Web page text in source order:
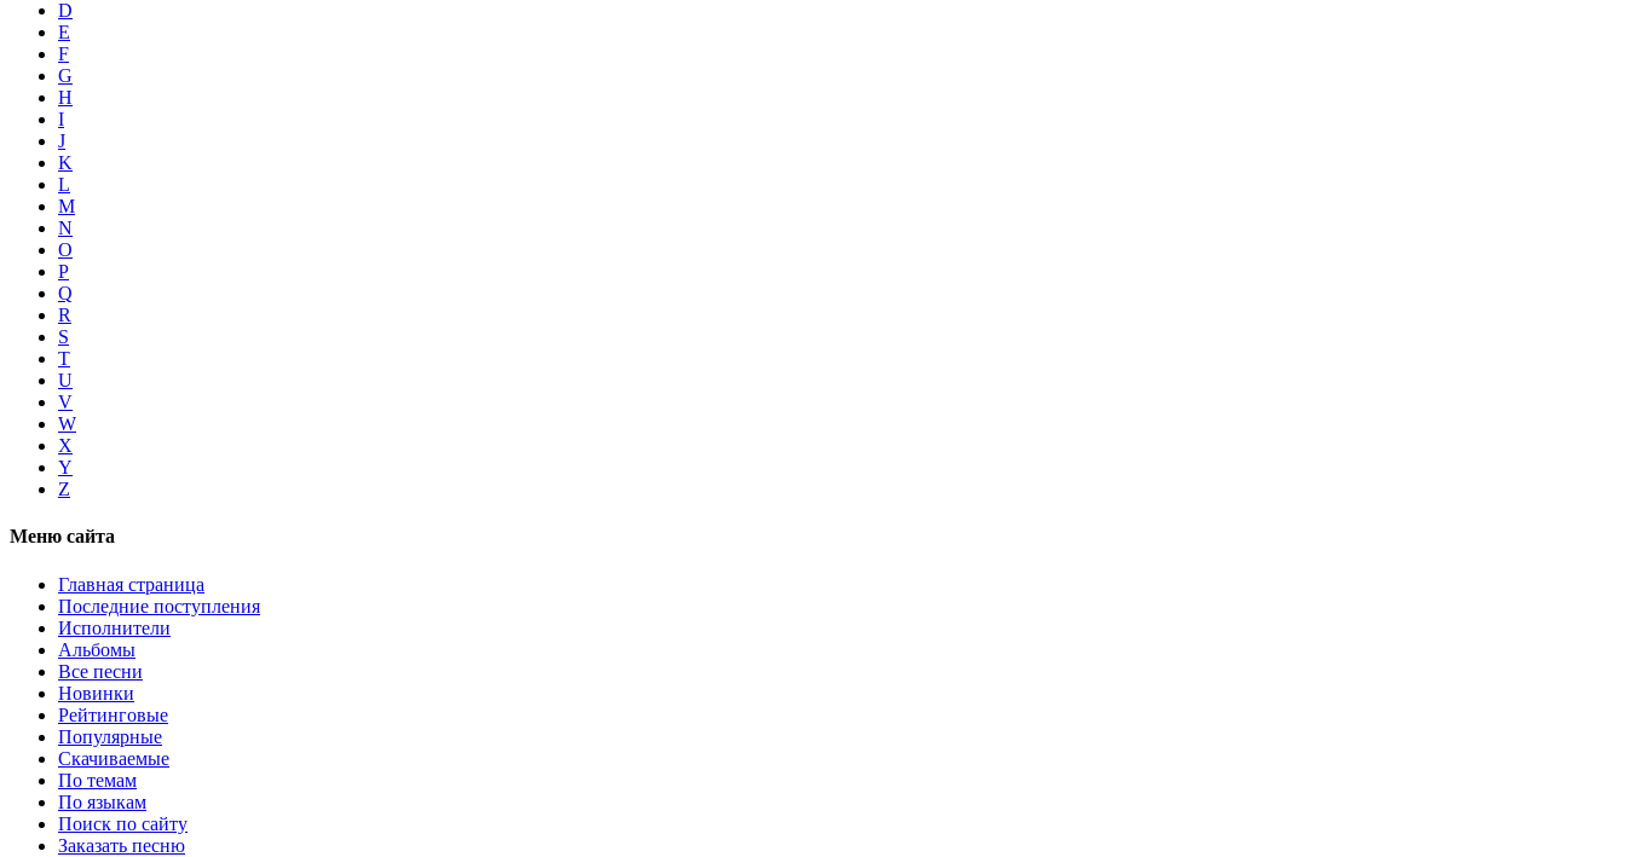
D
E
F
G
H
I
J
K
L
M
N
O
P
Q
R
S
T
U
V
W
X
Y
Z
Меню сайта
Главная страница
Последние поступления
Исполнители
Альбомы
Все песни
Новинки
Рейтинговые
Популярные
Скачиваемые
По темам
По языкам
Поиск по сайту
Заказать песню